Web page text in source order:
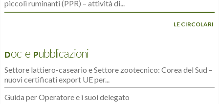
piccoli ruminanti (PPR) – attività di...
LE CIRCOLARI
Doc e Pubblicazioni
Settore lattiero-caseario e Settore zootecnico: Corea del Sud –
nuovi certificati export UE per...
Guida per Operatore e i suoi delegato